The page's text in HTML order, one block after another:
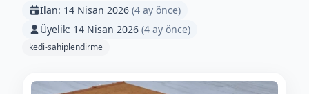
İlan: 14 Nisan 2026 (4 ay önce)
Üyelik: 14 Nisan 2026 (4 ay önce)
kedi-sahiplendirme